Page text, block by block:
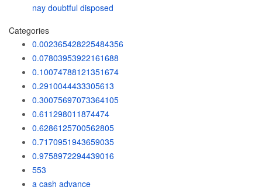
nay doubtful disposed
Categories
0.002365428225484356
0.07803953922161688
0.10074788121351674
0.2910044433305613
0.30075697073364105
0.611298011874474
0.6286125700562805
0.7170951943659035
0.9758972294439016
553
a cash advance